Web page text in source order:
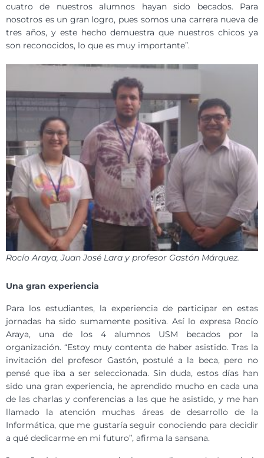
cuatro de nuestros alumnos hayan sido becados. Para
nosotros es un gran logro, pues somos una carrera nueva de
tres años, y este hecho demuestra que nuestros chicos ya
son reconocidos, lo que es muy importante”.
Rocío Araya, Juan José Lara y profesor Gastón Márquez.
Una gran experiencia
Para los estudiantes, la experiencia de participar en estas
jornadas ha sido sumamente positiva. Así lo expresa Rocío
Araya, una de los 4 alumnos USM becados por la
organización. “Estoy muy contenta de haber asistido. Tras la
invitación del profesor Gastón, postulé a la beca, pero no
pensé que iba a ser seleccionada. Sin duda, estos días han
sido una gran experiencia, he aprendido mucho en cada una
de las charlas y conferencias a las que he asistido, y me han
llamado la atención muchas áreas de desarrollo de la
Informática, que me gustaría seguir conociendo para decidir
a qué dedicarme en mi futuro”, afirma la sansana.